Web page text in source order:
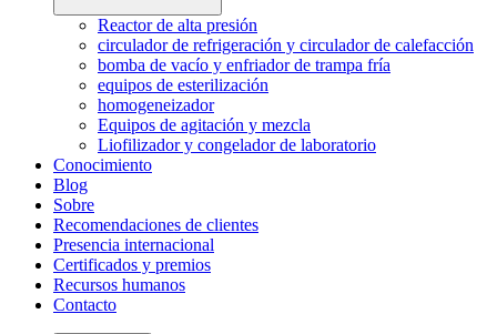
Reactor de alta presión
circulador de refrigeración y circulador de calefacción
bomba de vacío y enfriador de trampa fría
equipos de esterilización
homogeneizador
Equipos de agitación y mezcla
Liofilizador y congelador de laboratorio
Conocimiento
Blog
Sobre
Recomendaciones de clientes
Presencia internacional
Certificados y premios
Recursos humanos
Contacto